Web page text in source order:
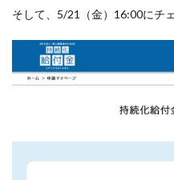
そして、5/21（金）16:00にチ